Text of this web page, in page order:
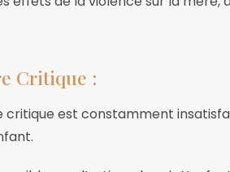
Critique :
critique est constamment